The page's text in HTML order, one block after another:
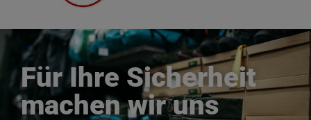
Für Ihre Sicherheit
machen wir uns